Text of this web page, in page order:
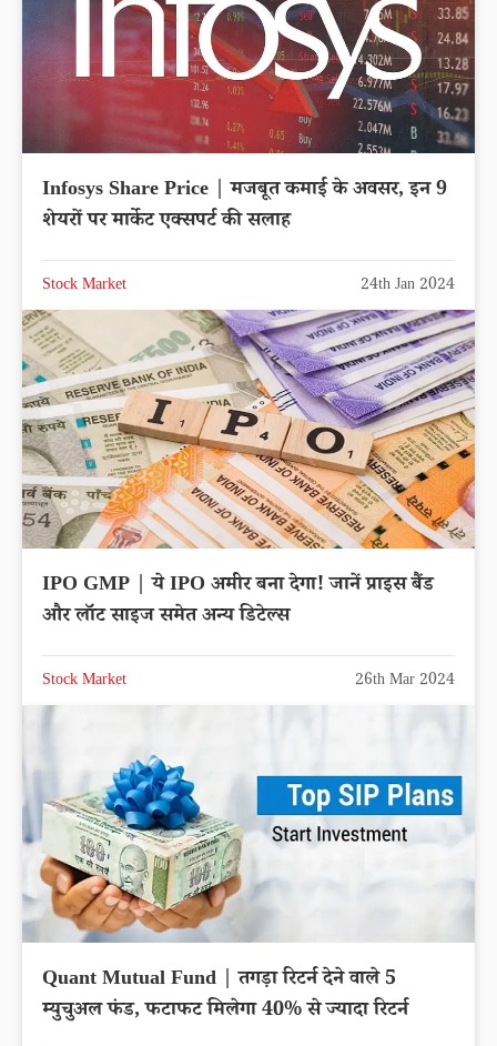
Infosys Share Price | मजबूत कमाई के अवसर, इन 9
शेयरों पर मार्केट एक्सपर्ट की सलाह
Stock Market 24th Jan 2024
IPO GMP | ये IPO अमीर बना देगा! जानें प्राइस बैंड
और लॉट साइज समेत अन्य डिटेल्स
Stock Market 26th Mar 2024
Quant Mutual Fund | तगड़ा रिटर्न देने वाले 5
म्युचुअल फंड, फटाफट मिलेगा 40% से ज्यादा रिटर्न